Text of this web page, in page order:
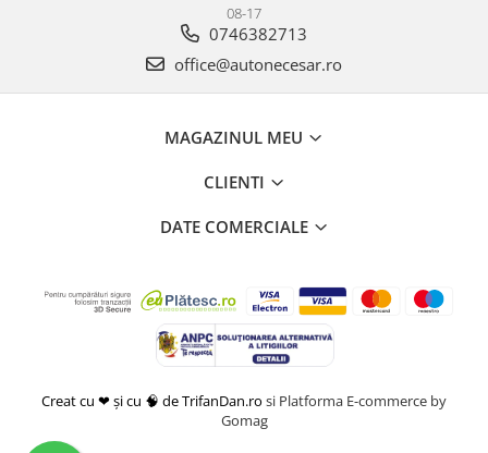
08-17
0746382713
office@autonecesar.ro
MAGAZINUL MEU
CLIENTI
DATE COMERCIALE
Creat cu ❤ și cu 🧠 de TrifanDan.ro si Platforma E-commerce by
Gomag